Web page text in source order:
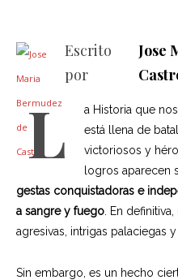
Escrito
por
Jose
L
a Historia que
está llena de
victoriosos y
logros aparecen
gestas conquistadoras e
a sangre y fuego . En
agresivas, intrigas palaciegas
Sin embargo, es un hecho